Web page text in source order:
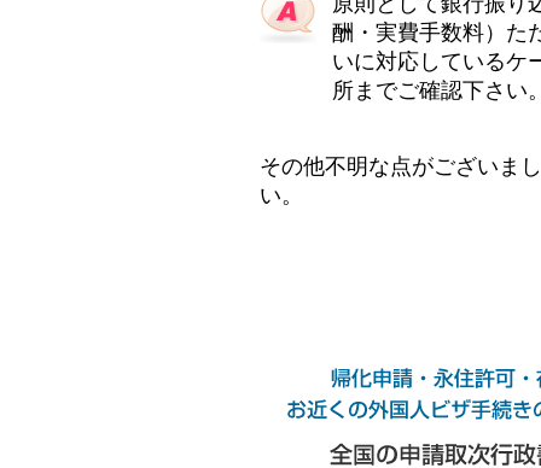
酬・実費手数料）た
いに対応しているケ
所までご確認下さい
その他不明な点がございま
い。